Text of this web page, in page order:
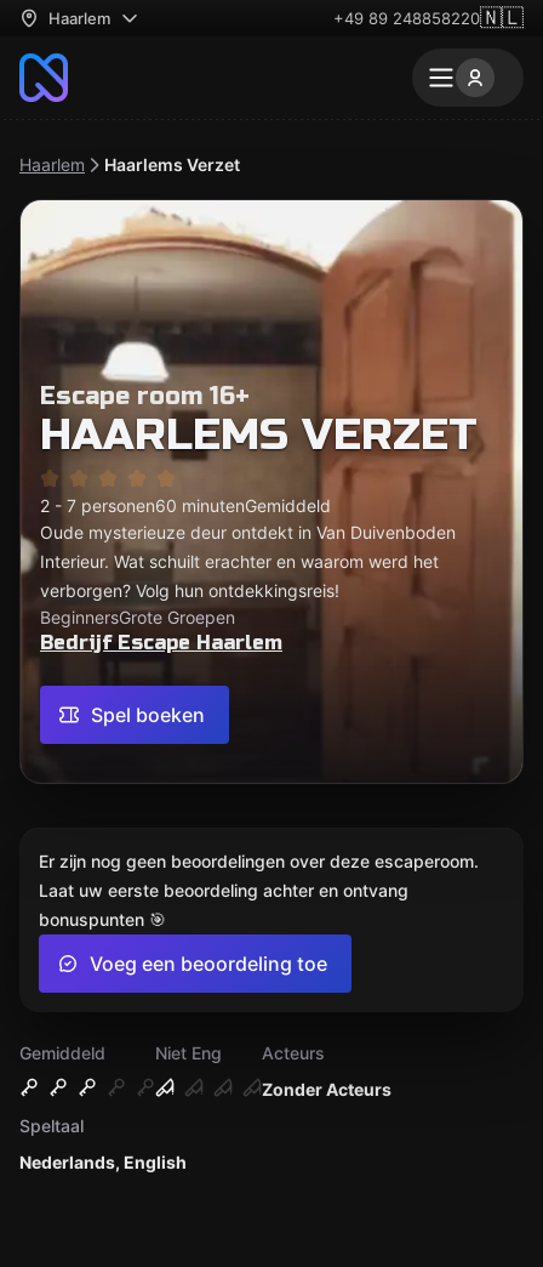
Haarlem +49 89 248858220🇳🇱
Haarlem Haarlems Verzet
Escape room 16+
HAARLEMS VERZET
2 - 7 personen60 minutenGemiddeld
Oude mysterieuze deur ontdekt in Van Duivenboden
Interieur. Wat schuilt erachter en waarom werd het
verborgen? Volg hun ontdekkingsreis!
BeginnersGrote Groepen
Bedrijf Escape Haarlem
Spel boeken
Gemiddeld
Niet Eng
Zonder Acteurs
Acteurs
Nederlands, English
Speltaal
Er zijn nog geen beoordelingen over deze escaperoom.
Laat uw eerste beoordeling achter en ontvang
bonuspunten 🎯
Voeg een beoordeling toe